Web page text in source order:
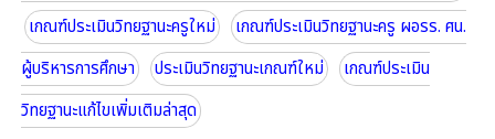
เกณฑ์ประเมินวิทยฐานะครูใหม่
เกณฑ์ประเมินวิทยฐานะครู ผอรร. ศน.
ผู้บริหารการศึกษา
ประเมินวิทยฐานะเกณฑ์ใหม่
เกณฑ์ประเมิน
วิทยฐานะแก้ไขเพิ่มเติมล่าสุด